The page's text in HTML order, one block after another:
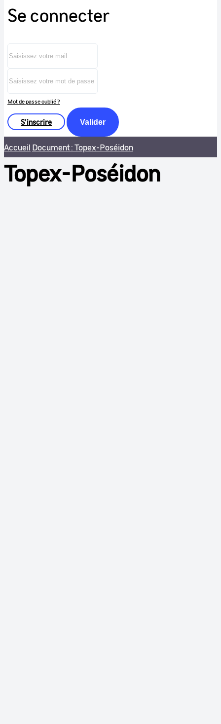
Se connecter
Mot de passe oublié ?
S'inscrire Valider
Accueil Document : Topex-Poséidon
Topex-Poséidon